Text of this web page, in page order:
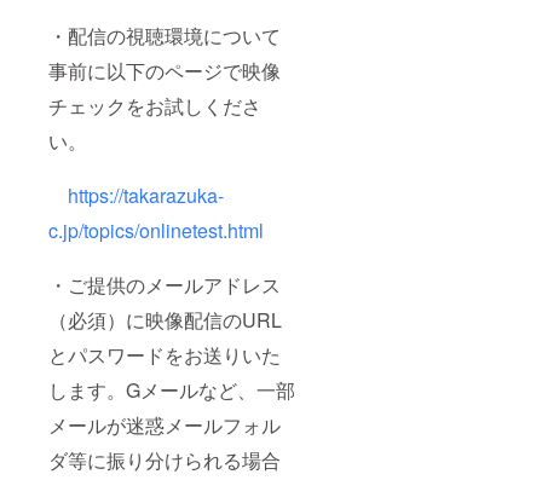
・配信の視聴環境について
事前に以下のページで映像
チェックをお試しくださ
い。
https://takarazuka-
c.jp/topics/onlinetest.html
・ご提供のメールアドレス
（必須）に映像配信のURL
とパスワードをお送りいた
します。Gメールなど、一部
メールが迷惑メールフォル
ダ等に振り分けられる場合